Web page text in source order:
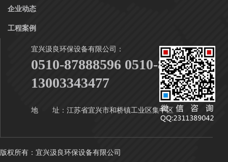
企业动态
工程案例
宜兴汲良环保设备有限公司：
0510-87888596 0510-87888916
13003343477
地 址：江苏省宜兴市和桥镇工业区集中区
版权所有：宜兴汲良环保设备有限公司